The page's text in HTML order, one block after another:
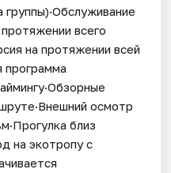
группы)·Обслуживание
всего
на протяжении всей
программа
осмотр
близ
на экотропу с